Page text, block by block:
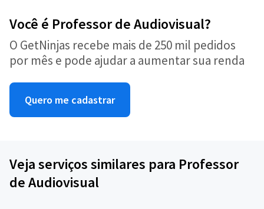
Você é Professor de Audiovisual?
O GetNinjas recebe mais de 250 mil pedidos
por mês e pode ajudar a aumentar sua renda
Quero me cadastrar
Veja serviços similares para Professor
de Audiovisual